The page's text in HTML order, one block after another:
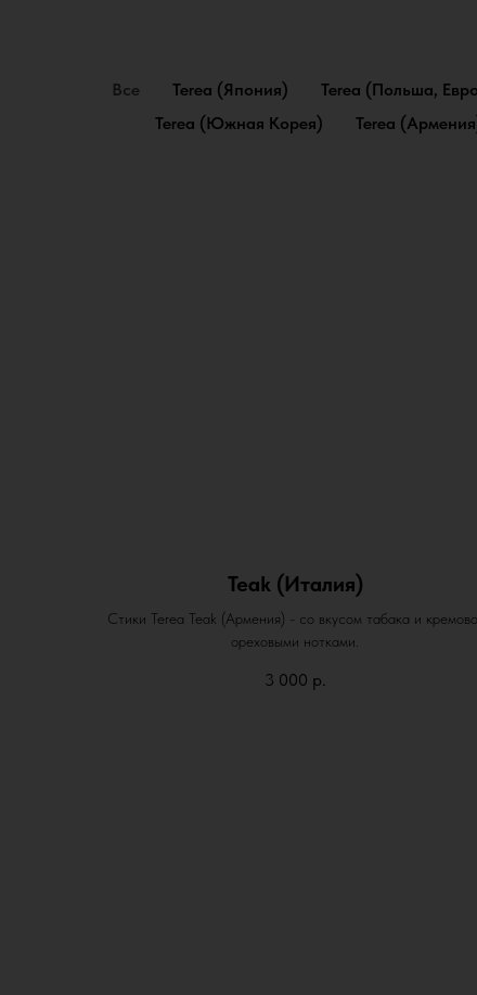
Все Terea (Япония) Terea (Польша,
Terea (Южная Корея)
Terea
Teak (Италия)
Стики Terea Teak (Армения) - со вкусом табака и
ореховыми нотками.
3 000 р.